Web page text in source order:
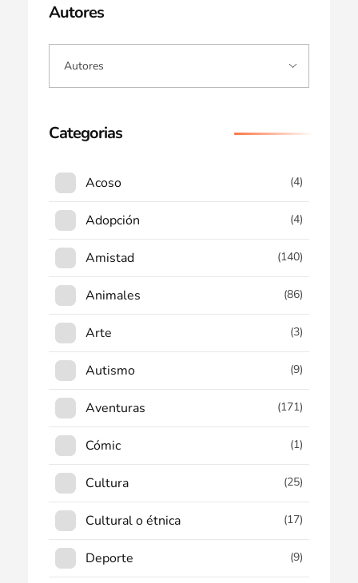
Autores
Categorias
Acoso (4)
Adopción (4)
Amistad (140)
Animales (86)
Arte (3)
Autismo (9)
Aventuras (171)
Cómic (1)
Cultura (25)
Cultural o étnica (17)
Deporte (9)